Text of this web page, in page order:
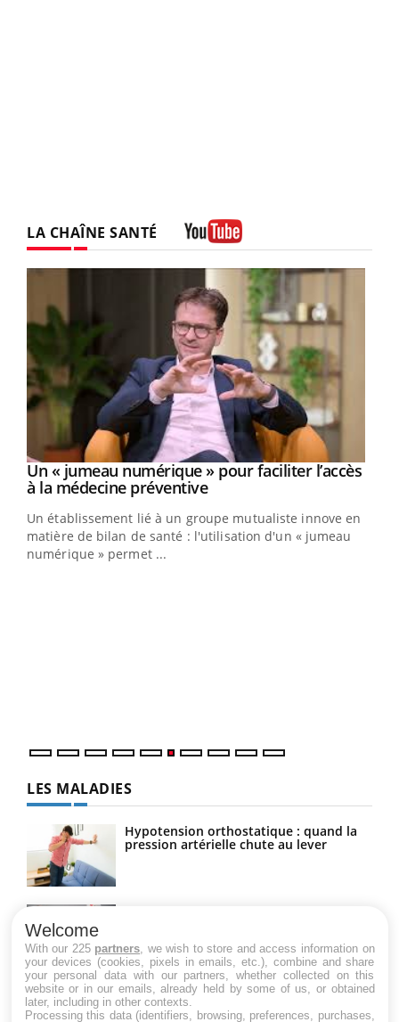
LA CHAÎNE SANTÉ
Youtube
Un « jumeau numérique » pour faciliter l’accès
à la médecine préventiveYoutube
Un établissement lié à un groupe mutualiste innove en
matière de bilan de santé : l'utilisation d'un « jumeau
numérique » permet ...
LES MALADIES
Hypotension orthostatique : quand la
pression artérielle chute au lever
Maladie de Charcot (Sclérose latérale
amyotrophique)
Welcome
With our 225 partners , we wish to store and access information on
your devices (cookies, pixels in emails, etc.), combine and share
your personal data with our partners, whether collected on this
website or in our emails, already held by some of us, or obtained
later, including in other contexts.
Processing this data (identifiers, browsing, preferences, purchases,